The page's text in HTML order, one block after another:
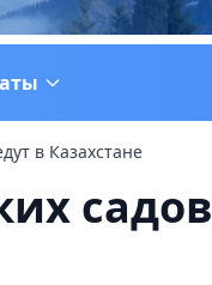
в Казахстане
садов